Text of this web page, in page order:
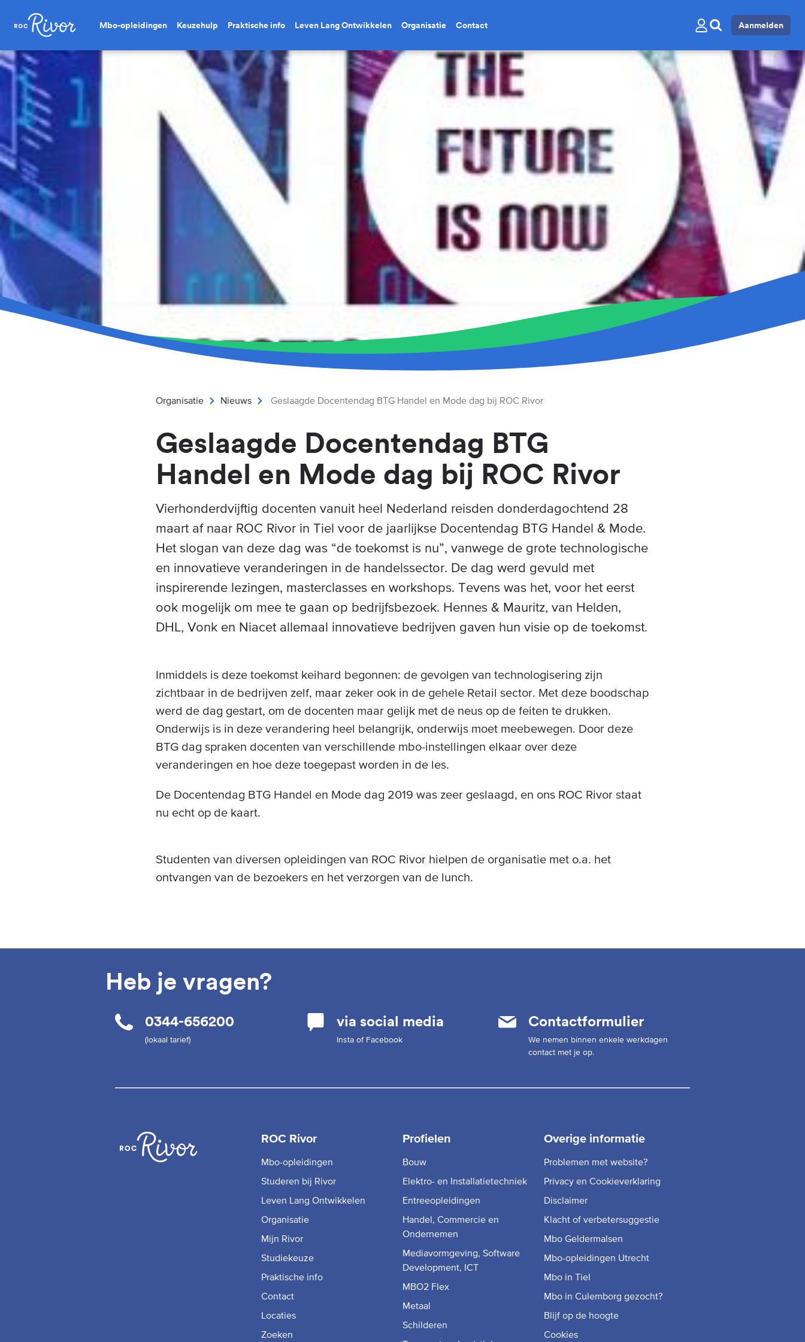
Mbo-opleidingen Keuzehulp Praktische info Leven Lang Ontwikkelen Organisatie Contact Aanmelden
Organisatie Nieuws Geslaagde Docentendag BTG Handel en Mode dag bij ROC Rivor
Geslaagde Docentendag BTG
Handel en Mode dag bij ROC Rivor
Vierhonderdvijftig docenten vanuit heel Nederland reisden donderdagochtend 28
maart af naar ROC Rivor in Tiel voor de jaarlijkse Docentendag BTG Handel & Mode.
Het slogan van deze dag was “de toekomst is nu”, vanwege de grote technologische
en innovatieve veranderingen in de handelssector. De dag werd gevuld met
inspirerende lezingen, masterclasses en workshops. Tevens was het, voor het eerst
ook mogelijk om mee te gaan op bedrijfsbezoek. Hennes & Mauritz, van Helden,
DHL, Vonk en Niacet allemaal innovatieve bedrijven gaven hun visie op de toekomst.
Inmiddels is deze toekomst keihard begonnen: de gevolgen van technologisering zijn
zichtbaar in de bedrijven zelf, maar zeker ook in de gehele Retail sector. Met deze boodschap
werd de dag gestart, om de docenten maar gelijk met de neus op de feiten te drukken.
Onderwijs is in deze verandering heel belangrijk, onderwijs moet meebewegen. Door deze
BTG dag spraken docenten van verschillende mbo-instellingen elkaar over deze
veranderingen en hoe deze toegepast worden in de les.
De Docentendag BTG Handel en Mode dag 2019 was zeer geslaagd, en ons ROC Rivor staat
nu echt op de kaart.
Studenten van diversen opleidingen van ROC Rivor hielpen de organisatie met o.a. het
ontvangen van de bezoekers en het verzorgen van de lunch.
Heb je vragen?
0344-656200
(lokaal tarief)
via social media
Insta of Facebook
Contactformulier
We nemen binnen enkele werkdagen
contact met je op.
ROC Rivor
Mbo-opleidingen
Studeren bij Rivor
Leven Lang Ontwikkelen
Organisatie
Mijn Rivor
Studiekeuze
Praktische info
Contact
Locaties
Zoeken
Profielen
Bouw
Elektro- en Installatietechniek
Entreeopleidingen
Handel, Commercie en
Ondernemen
Mediavormgeving, Software
Development, ICT
MBO2 Flex
Metaal
Schilderen
Overige informatie
Problemen met website?
Privacy en Cookieverklaring
Disclaimer
Klacht of verbetersuggestie
Mbo Geldermalsen
Mbo-opleidingen Utrecht
Mbo in Tiel
Mbo in Culemborg gezocht?
Blijf op de hoogte
Cookies